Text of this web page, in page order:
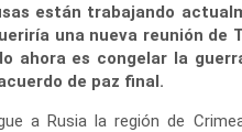
están trabajando
una nueva reunión de
ahora es congelar la
de paz final.
a Rusia la región de